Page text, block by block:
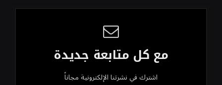
مع كل متابعة جديدة
اشترك في نشرتنا الإلكترونية مجاناً